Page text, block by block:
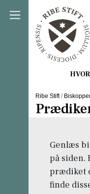
Direkte til
Ribe Stift/
Genlæs
på siden.
prædiket
finde